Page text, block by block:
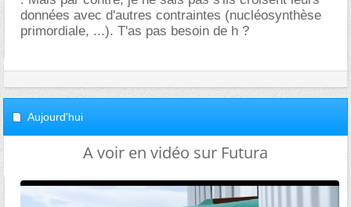
données avec d'autres contraintes (nucléosynthèse
primordiale, ...). T'as pas besoin de h ?
Aujourd'hui
A voir en vidéo sur Futura